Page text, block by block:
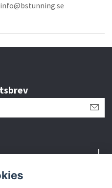
info@bstunning.se